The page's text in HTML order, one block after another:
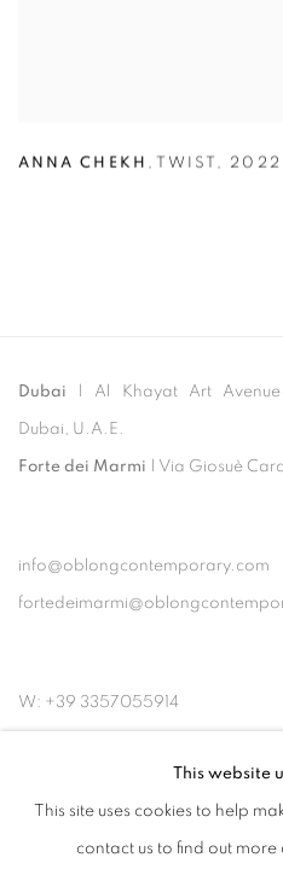
ANNA CHEKH , TWIST , 2022
Dubai | Al Khayat Art Avenue
Dubai, U.A.E.
Forte dei Marmi | Via Giosuè
info@oblongcontemporary.com
W: +39 3357055914
This website
This site uses cookies to help
contact us to find out more